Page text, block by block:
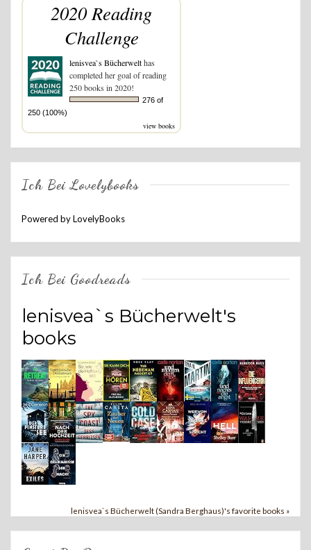
2020 Reading
Challenge
lenisvea`s Bücherwelthas
completed her goal of reading
250 books in 2020!
276 of
250 (100%)
view books
Ich Bei Lovelybooks
Powered by LovelyBooks
Ich Bei Goodreads
lenisvea`s Bücherwelt's
books
lenisvea`s Bücherwelt (Sandra Berghaus)'s favorite books »